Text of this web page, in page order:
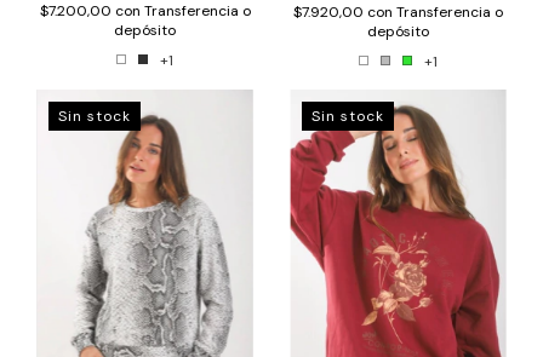
$7.200,00 con Transferencia o
depósito
+1
$7.920,00 con Transferencia o
depósito
+1
Sin stock Sin stock